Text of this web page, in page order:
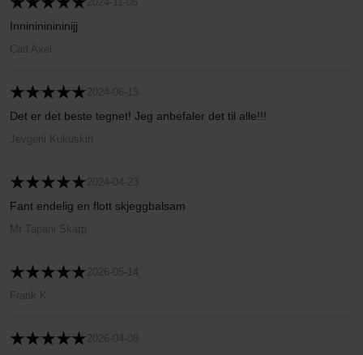
Inninininininijj
Carl Axel
2024-06-13
Det er det beste tegnet! Jeg anbefaler det til alle!!!
Jevgeni Kukuskin
2024-04-23
Fant endelig en flott skjeggbalsam
Mr Tapani Skarp
2026-05-14
Frank K
2026-04-08